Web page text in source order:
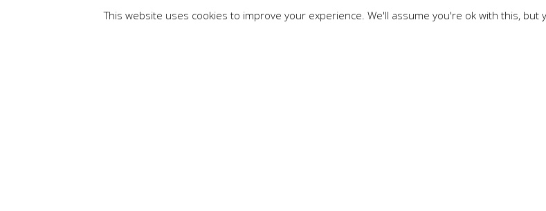
This website uses cookies to improve your experience. We'll assume you're ok with this, but